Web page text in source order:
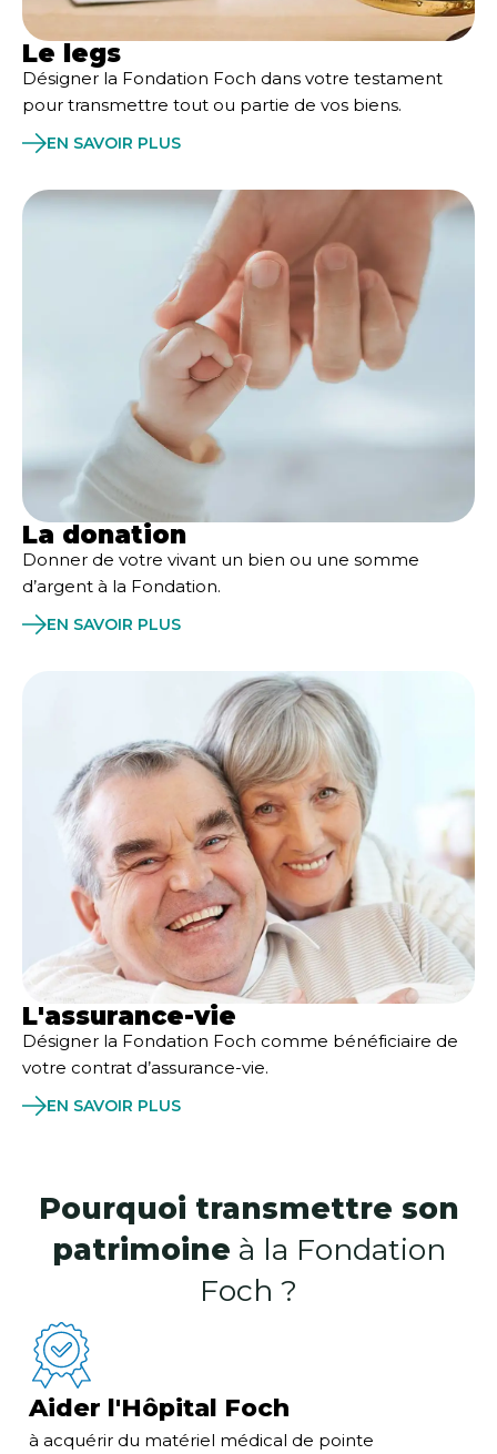
Le legs
Désigner la Fondation Foch dans votre testament
pour transmettre tout ou partie de vos biens.
EN SAVOIR PLUS
La donation
Donner de votre vivant un bien ou une somme
d’argent à la Fondation.
EN SAVOIR PLUS
L'assurance-vie
Désigner la Fondation Foch comme bénéficiaire de
votre contrat d’assurance-vie.
EN SAVOIR PLUS
Pourquoi transmettre son
patrimoine à la Fondation
Foch ?
Aider l'Hôpital Foch
à acquérir du matériel médical de pointe